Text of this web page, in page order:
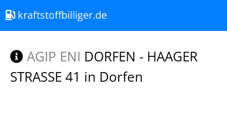
kraftstoffbilliger.de
AGIP ENI DORFEN - HAAGER
STRASSE 41 in Dorfen